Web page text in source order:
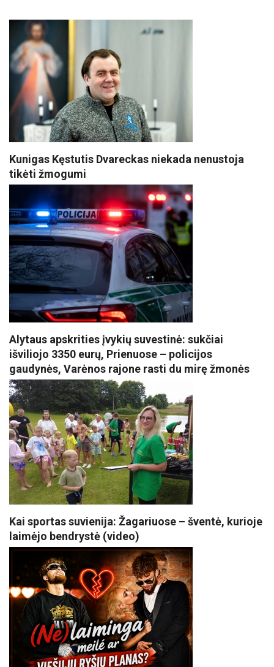
Kunigas Kęstutis Dvareckas niekada nenustoja
tikėti žmogumi
Alytaus apskrities įvykių suvestinė: sukčiai
išviliojo 3350 eurų, Prienuose – policijos
gaudynės, Varėnos rajone rasti du mirę žmonės
Kai sportas suvienija: Žagariuose – šventė, kurioje
laimėjo bendrystė (video)